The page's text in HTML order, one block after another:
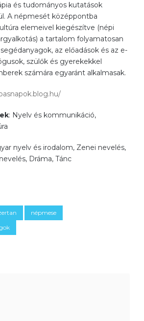
és tudományos kutatások
A népmesét középpontba
elemeivel kiegészítve (népi
a tartalom folyamatosan
az előadások és az e-
szülők és gyerekekkel
számára egyaránt alkalmasak.
: Nyelv és kommunikáció,
nyelv és irodalom, Zenei nevelés,
Dráma, Tánc
népmese